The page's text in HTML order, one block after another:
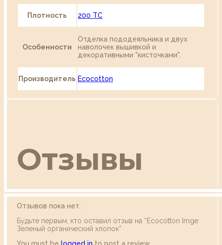
Плотность 200 TC
Особенности
Отделка пододеяльника и двух
наволочек вышивкой и
декоративными "кисточками".
Производитель Ecocotton
Отзывы
Отзывов пока нет.
Будьте первым, кто оставил отзыв на “Ecocotton Imge
Зеленый органический хлопок”